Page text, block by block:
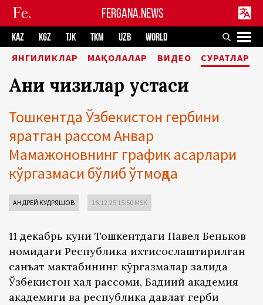
FERGANA.NEWS
KAZ KGZ TJK TKM UZB WORLD
ЯНГИЛИКЛАР МАҚОЛАЛАР ВИДЕО СУРАТЛАР
Аниқ чизиқлар устаси
Тошкентда Ўзбекистон гербини
яратган рассом Анвар
Мамажоновнинг график асарлари
кўргазмаси бўлиб ўтмоқда
АНДРЕЙ КУДРЯШОВ 16.12.25 15:50 MSK
11 декабрь куни Тошкентдаги Павел Беньков
номидаги Республика ихтисослаштирилган
санъат мактабининг кўргазмалар залида
Ўзбекистон халқ рассоми, Бадиий академия
академиги ва республика давлат герби